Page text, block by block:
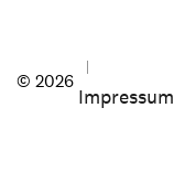
© 2026
Impressum